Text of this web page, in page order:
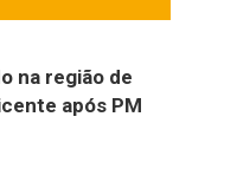
na região de
após PM